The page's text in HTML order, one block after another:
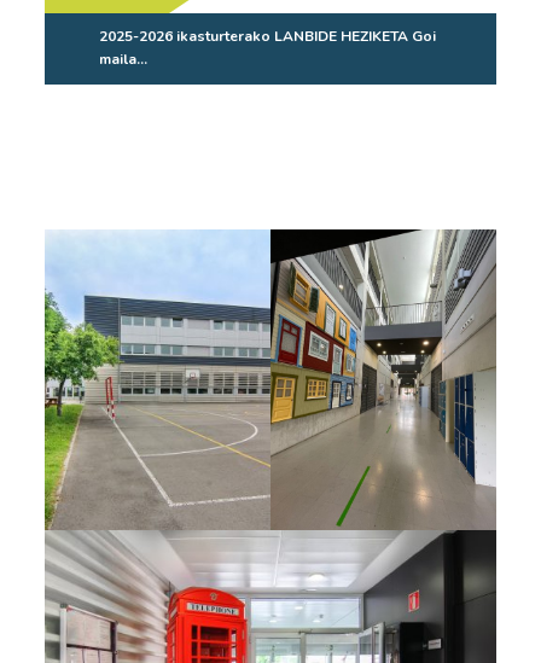
2025-2026 ikasturterako LANBIDE HEZIKETA Goi
maila…